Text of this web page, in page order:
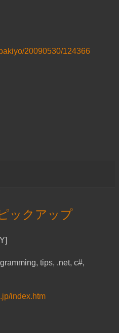
20090530/124366
ックアップ
tips, .net, c#,
index.htm